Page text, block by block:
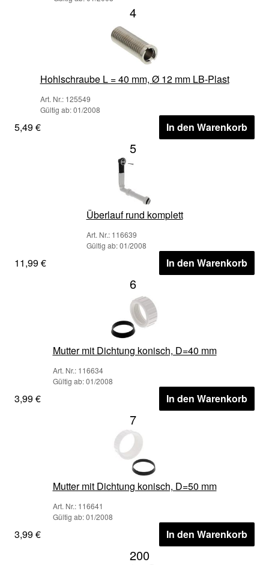
4
Hohlschraube L = 40 mm, Ø 12 mm LB-Plast
Art. Nr.: 125549
Gültig ab: 01/2008
5,49 € In den Warenkorb
5
Überlauf rund komplett
Art. Nr.: 116639
Gültig ab: 01/2008
11,99 € In den Warenkorb
6
Mutter mit Dichtung konisch, D=40 mm
Art. Nr.: 116634
Gültig ab: 01/2008
3,99 € In den Warenkorb
7
Mutter mit Dichtung konisch, D=50 mm
Art. Nr.: 116641
Gültig ab: 01/2008
3,99 € In den Warenkorb
200